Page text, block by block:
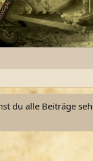
du alle Beiträge